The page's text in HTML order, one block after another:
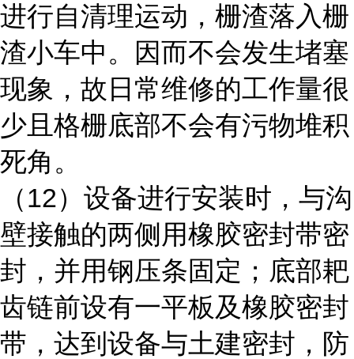
进行自清理运动，栅渣落入栅
渣小车中。因而不会发生堵塞
现象，故日常维修的工作量很
少且格栅底部不会有污物堆积
死角。
（12）设备进行安装时，与沟
壁接触的两侧用橡胶密封带密
封，并用钢压条固定；底部耙
齿链前设有一平板及橡胶密封
带，达到设备与土建密封，防